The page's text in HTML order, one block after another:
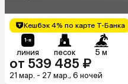
Кешбэк 4% по карте Т-Банка
линия песок 5 м
от 539 485 ₽
21 мар. - 27 мар., 6 ночей